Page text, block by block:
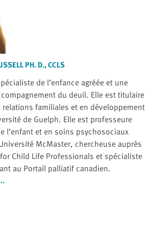
PH. D., CCLS
de l’enfance agréée et une
du deuil. Elle est titulaire
relations familiales et en développement
de Guelph. Elle est professeure
l’enfant et en soins psychosociaux
McMaster, chercheuse auprès
Child Life Professionals et spécialiste
au Portail palliatif canadien.